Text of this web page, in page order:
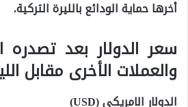
أخرها حماية الودائع بالليرة التركية.
سعر الدولار بعد تصدره
والعملات الأخرى مقابل
الدولار الامريكي (USD)